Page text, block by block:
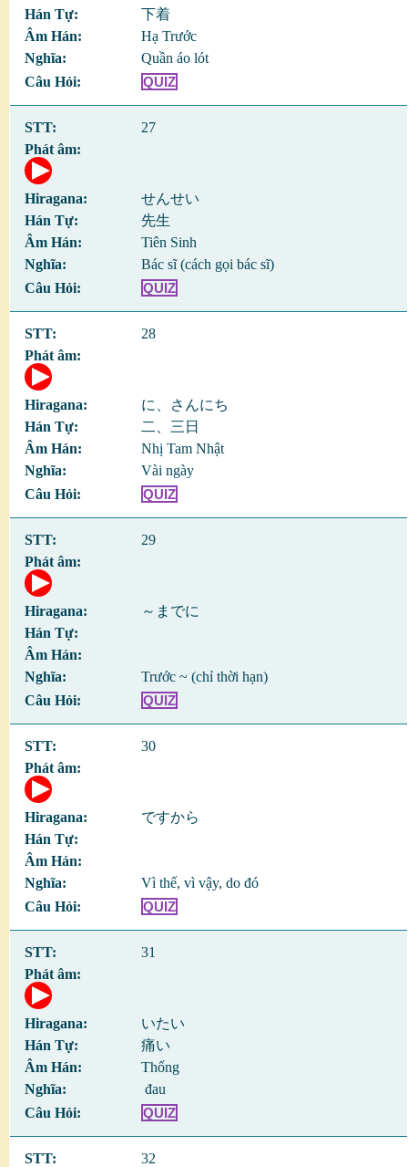
下着
Hạ Trước
Quần áo lót
QUIZ
27
せんせい
先生
Tiên Sinh
Bác sĩ (cách gọi bác sĩ)
QUIZ
28
に、さんにち
二、三日
Nhị Tam Nhật
Vài ngày
QUIZ
29
～までに
Trước ~ (chỉ thời hạn)
QUIZ
30
ですから
Vì thế, vì vậy, do đó
QUIZ
31
いたい
痛い
Thống
đau
QUIZ
32